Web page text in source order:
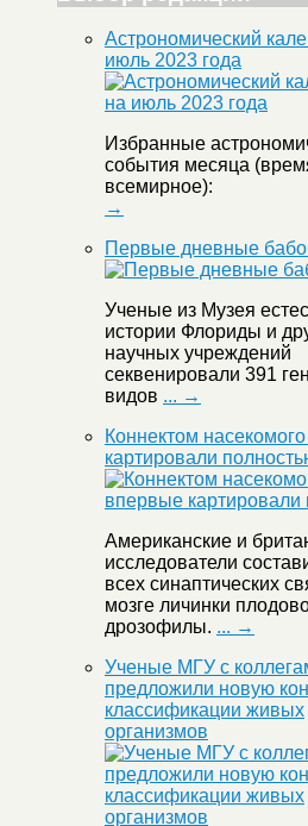
Астрономический
июль 2023 года
Избранные
события месяца
→
Первые дневные
Ученые из Музея
истории Флориды и
научных учреждений
секвенировали 391
видов ... →
Коннектом
картировали
Американские и
исследователи
всех синаптических
мозге личинки
дрозофилы. ... →
Ученые МГУ с
предложили новую
классификации живых
организмов